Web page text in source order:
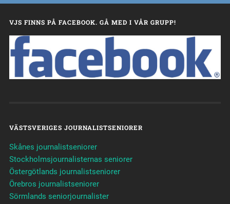
VJS FINNS PÅ FACEBOOK. GÅ MED I VÅR GRUPP!
VÄSTSVERIGES JOURNALISTSENIORER
Skånes journalistseniorer
Stockholmsjournalisternas seniorer
Östergötlands journalistseniorer
Örebros journalistseniorer
Sörmlands seniorjournalister